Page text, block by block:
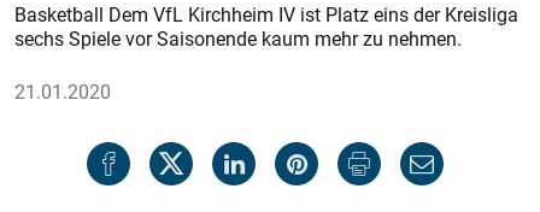
Basketball Dem VfL Kirchheim IV ist Platz eins der Kreisliga
sechs Spiele vor Saisonende kaum mehr zu nehmen.
21.01.2020